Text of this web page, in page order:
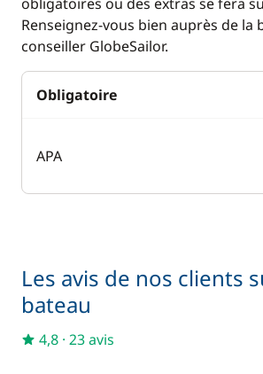
Climatisation
Renseignez-vous bien auprès de la
conseiller GlobeSailor.
Obligatoire
APA
Les avis de nos clients
bateau
4,8 · 23 avis